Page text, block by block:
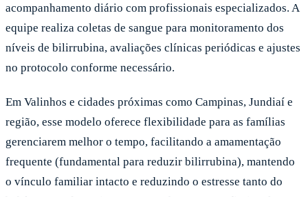
acompanhamento diário com profissionais especializados. A
equipe realiza coletas de sangue para monitoramento dos
níveis de bilirrubina, avaliações clínicas periódicas e ajustes
no protocolo conforme necessário.
Em Valinhos e cidades próximas como Campinas, Jundiaí e
região, esse modelo oferece flexibilidade para as famílias
gerenciarem melhor o tempo, facilitando a amamentação
frequente (fundamental para reduzir bilirrubina), mantendo
o vínculo familiar intacto e reduzindo o estresse tanto do